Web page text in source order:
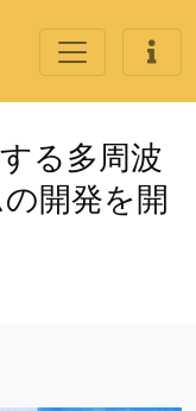
る多周波
開発を開